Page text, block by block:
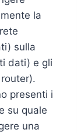
la
sulla
dati) e gli
presenti i
su quale
una